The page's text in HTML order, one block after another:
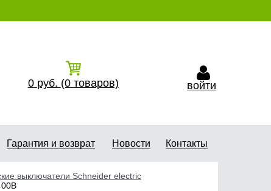
0 руб. (0 товаров) войти
Гарантия и возврат Новости Контакты
выключатели Schneider electric